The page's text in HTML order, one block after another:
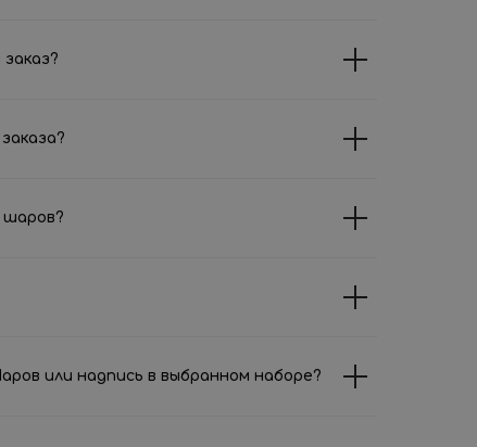
шаров?
или надпись в выбранном наборе?